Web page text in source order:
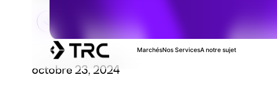
MarchésNos ServicesA notre sujet
octobre 23, 2024